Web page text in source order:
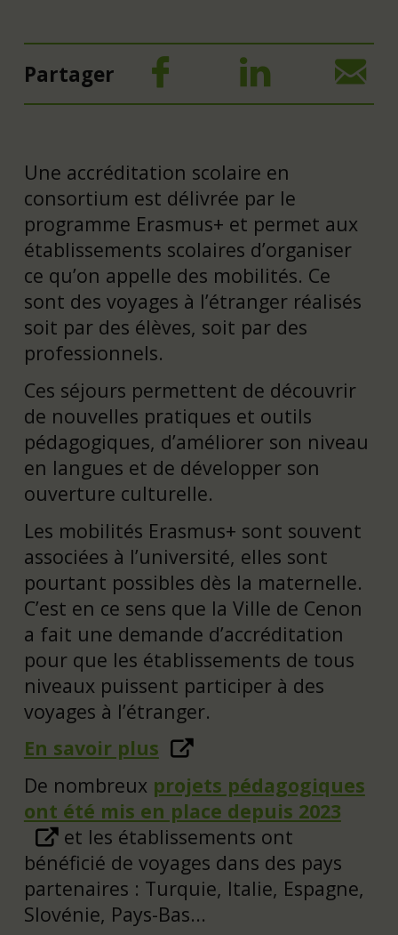
Partager
Une accréditation scolaire en
consortium est délivrée par le
programme Erasmus+ et permet aux
établissements scolaires d’organiser
ce qu’on appelle des mobilités. Ce
sont des voyages à l’étranger réalisés
soit par des élèves, soit par des
professionnels.
Ces séjours permettent de découvrir
de nouvelles pratiques et outils
pédagogiques, d’améliorer son niveau
en langues et de développer son
ouverture culturelle.
Les mobilités Erasmus+ sont souvent
associées à l’université, elles sont
pourtant possibles dès la maternelle.
C’est en ce sens que la Ville de Cenon
a fait une demande d’accréditation
pour que les établissements de tous
niveaux puissent participer à des
voyages à l’étranger.
En savoir plus
De nombreux projets pédagogiques
ont été mis en place depuis 2023
et les établissements ont
bénéficié de voyages dans des pays
partenaires : Turquie, Italie, Espagne,
Slovénie, Pays-Bas...